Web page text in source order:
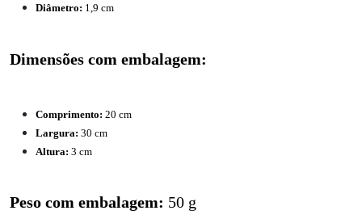
Diâmetro: 1,9 cm
Dimensões com embalagem:
Comprimento: 20 cm
Largura: 30 cm
Altura: 3 cm
Peso com embalagem: 50 g